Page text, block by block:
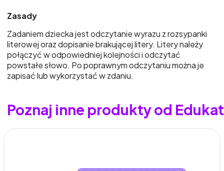
Zasady
Zadaniem dziecka jest odczytanie wyrazu z rozsypanki
literowej oraz dopisanie brakującej litery. Litery należy
połączyć w odpowiedniej kolejności i odczytać
powstałe słowo. Po poprawnym odczytaniu można je
zapisać lub wykorzystać w zdaniu.
Poznaj inne produkty od